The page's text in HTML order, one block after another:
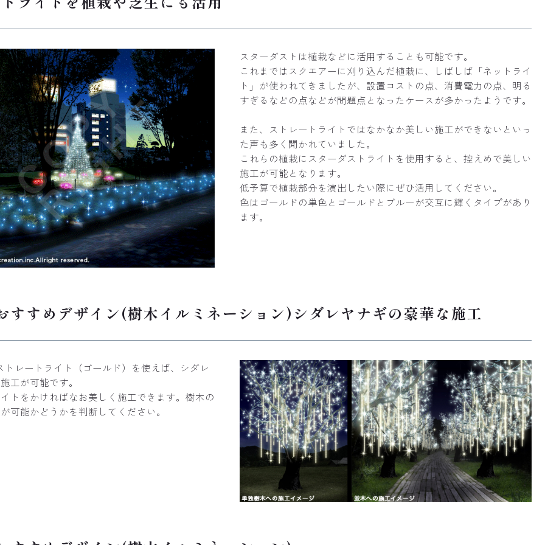
スターダストは植栽などに活用することも可能です。
これまではスクエアーに刈り込んだ植栽に、しばしば「ネットライ
ト」が使われてきましたが、設置コストの点、消費電力の点、明る
すぎるなどの点などが問題点となったケースが多かったようです。
また、ストレートライトではなかなか美しい施工ができないといっ
た声も多く聞かれていました。
これらの植栽にスターダストライトを使用すると、控えめで美しい
施工が可能となります。
低予算で植栽部分を演出したい際にぜひ活用してください。
色はゴールドの単色とゴールドとブルーが交互に輝くタイプがあり
ます。
すすめデザイン(樹木イルミネーション)シダレヤナギの豪華な施工
トレートライト（ゴールド）を使えば、シダレ
工が可能です。
トをかければなお美しく施工できます。樹木の
可能かどうかを判断してください。